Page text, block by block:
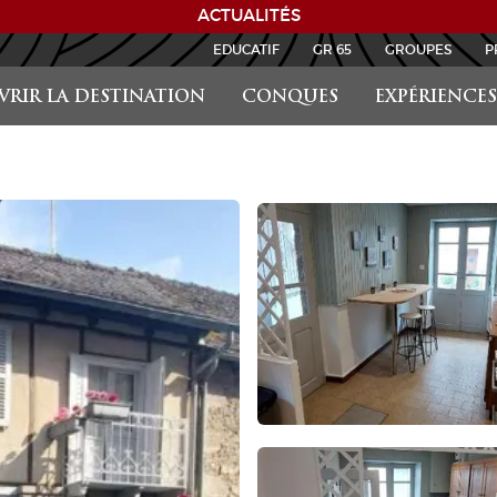
ACTUALITÉS
LA DESTINATION CONQUES EXPÉRIENCES
EDUCATIF GR 65 GROUPES